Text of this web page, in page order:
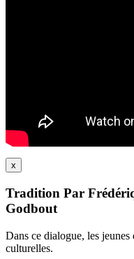
x
Tradition Par
Godbout
Dans ce dialogue, les
culturelles.